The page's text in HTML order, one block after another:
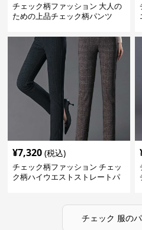
チェック柄ファッション 大人の
ための上品チェック柄パンツ
¥7,320 (税込)
チェック柄ファッション チェッ
ク柄ハイウエストストレートパ
チェック 服の